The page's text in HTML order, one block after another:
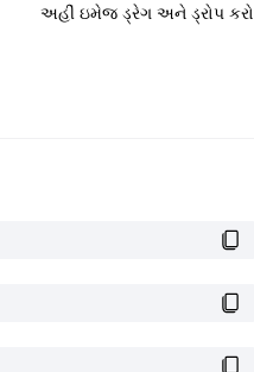
અહીં ઇમેજ ડ્રેગ અને ડ્રોપ કરો